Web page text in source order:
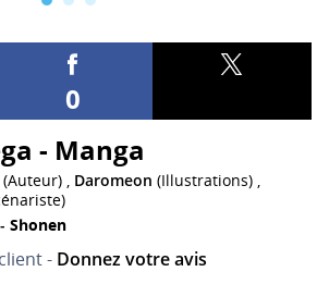
0
- Manga
(Auteur) , Daromeon (Illustrations) ,
-Shonen
- Donnez votre avis